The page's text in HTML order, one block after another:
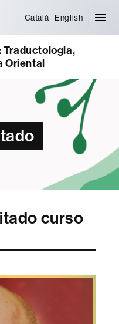
Català English
Traductologia,
Oriental
curso